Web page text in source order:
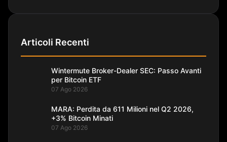
Articoli Recenti
Wintermute Broker-Dealer SEC: Passo Avanti
per Bitcoin ETF
07 Ago 2026
MARA: Perdita da 611 Milioni nel Q2 2026,
+3% Bitcoin Minati
07 Ago 2026